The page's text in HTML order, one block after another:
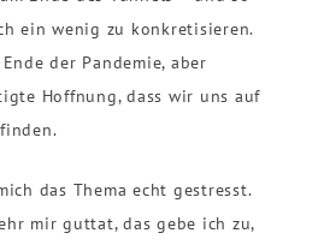
ein wenig zu konkretisieren.
der Pandemie, aber
Hoffnung, dass wir uns auf
das Thema echt gestresst.
mir guttat, das gebe ich zu,